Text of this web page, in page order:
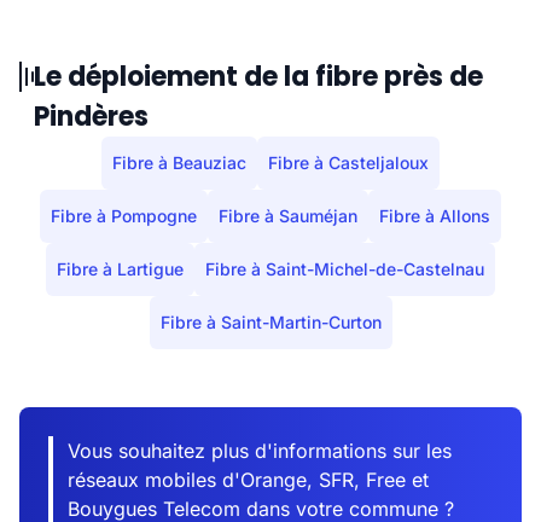
Le déploiement de la fibre près de
Pindères
Fibre à Beauziac Fibre à Casteljaloux
Fibre à Pompogne Fibre à Sauméjan Fibre à Allons
Fibre à Lartigue Fibre à Saint-Michel-de-Castelnau
Fibre à Saint-Martin-Curton
Vous souhaitez plus d'informations sur les
réseaux mobiles d'Orange, SFR, Free et
Bouygues Telecom dans votre commune ?